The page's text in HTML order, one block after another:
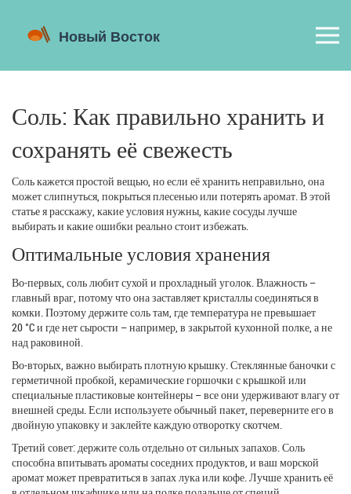
Соль: Как правильно хранить и
сохранять её свежесть
Соль кажется простой вещью, но если её хранить неправильно, она
может слипнуться, покрыться плесенью или потерять аромат. В этой
статье я расскажу, какие условия нужны, какие сосуды лучше
выбирать и какие ошибки реально стоит избежать.
Оптимальные условия хранения
Во‑первых, соль любит сухой и прохладный уголок. Влажность –
главный враг, потому что она заставляет кристаллы соединяться в
комки. Поэтому держите соль там, где температура не превышает
20 °C и где нет сырости – например, в закрытой кухонной полке, а не
над раковиной.
Во‑вторых, важно выбирать плотную крышку. Стеклянные баночки с
герметичной пробкой, керамические горшочки с крышкой или
специальные пластиковые контейнеры – все они удерживают влагу от
внешней среды. Если используете обычный пакет, переверните его в
двойную упаковку и заклейте каждую отворотку скотчем.
Третий совет: держите соль отдельно от сильных запахов. Соль
способна впитывать ароматы соседних продуктов, и ваш морской
аромат может превратиться в запах лука или кофе. Лучше хранить её